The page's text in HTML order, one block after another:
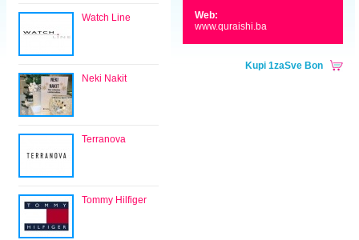
Watch Line
Neki Nakit
Terranova
Tommy Hilfiger
Web:
www.quraishi.ba
Kupi 1zaSve Bon